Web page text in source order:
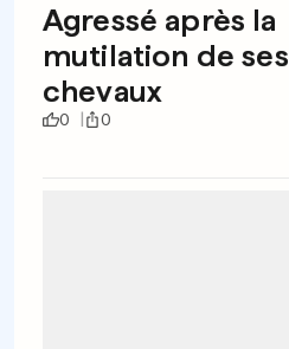
Agressé après la
mutilation de ses
chevaux
0 0